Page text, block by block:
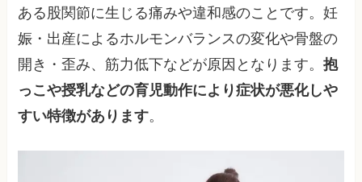
ある股関節に生じる痛みや違和感のことです。妊
娠・出産によるホルモンバランスの変化や骨盤の
開き・歪み、筋力低下などが原因となります。抱
っこや授乳などの育児動作により症状が悪化しや
すい特徴があります。